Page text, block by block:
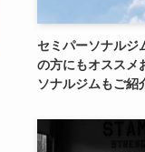
セミパーソナルジ
の方にもオススメ
ソナルジムもご紹